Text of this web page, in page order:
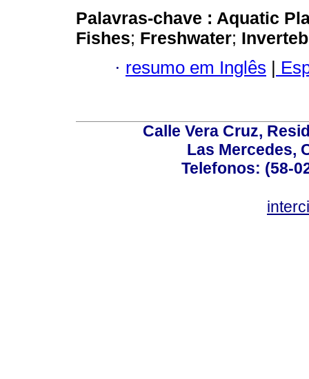
Palavras-chave : Aquatic
Fishes; Freshwater;
· resumo em Inglês |
Calle Vera Cruz,
Las Mercedes,
Telefonos: (58-